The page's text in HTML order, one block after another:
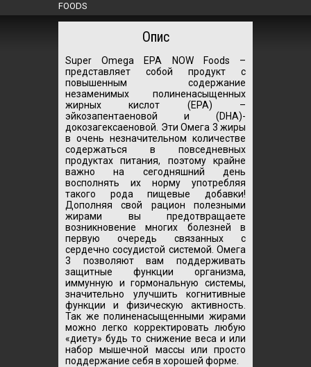
FOODS
Опис
Super Omega EPA NOW Foods –
представляет собой продукт с
повышенным содержание
незаменимых полиненасыщенных
жирных кислот (EPA) –
эйкозапентаеновой и (DHA)-
докозагексаеновой. Эти Омега 3 жиры
в очень незначительном количестве
содержаться в повседневных
продуктах питания, поэтому крайне
важно на сегодняшний день
восполнять их норму употребляя
такого рода пищевые добавки!
Дополняя свой рацион полезными
жирами вы предотвращаете
возникновение многих болезней в
первую очередь связанных с
сердечно сосудистой системой. Омега
3 позволяют вам поддерживать
защитные функции организма,
иммунную и гормональную системы,
значительно улучшить когнитивные
функции и физическую активность.
Так же полиненасыщенными жирами
можно легко корректировать любую
«диету» будь то снижение веса и или
набор мышечной массы или просто
поддержание себя в хорошей форме.